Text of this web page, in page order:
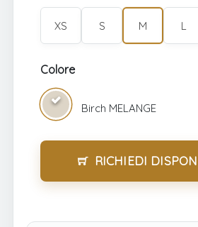
XS S M L
Colore
Birch MELANGE
RICHIEDI